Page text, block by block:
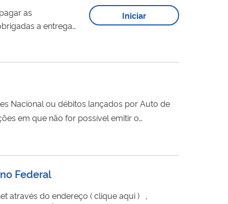
pagar as
Iniciar
Nacional ou débitos lançados por Auto de
em que não for possível emitir o
Federal
endereço ( clique aqui ) ,